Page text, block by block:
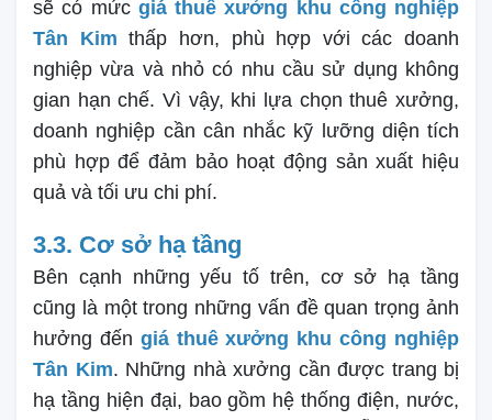
sẽ có mức giá thuê xưởng khu công nghiệp
Tân Kim thấp hơn, phù hợp với các doanh
nghiệp vừa và nhỏ có nhu cầu sử dụng không
gian hạn chế. Vì vậy, khi lựa chọn thuê xưởng,
doanh nghiệp cần cân nhắc kỹ lưỡng diện tích
phù hợp để đảm bảo hoạt động sản xuất hiệu
quả và tối ưu chi phí.
3.3. Cơ sở hạ tầng
Bên cạnh những yếu tố trên, cơ sở hạ tầng
cũng là một trong những vấn đề quan trọng ảnh
hưởng đến giá thuê xưởng khu công nghiệp
Tân Kim. Những nhà xưởng cần được trang bị
hạ tầng hiện đại, bao gồm hệ thống điện, nước,